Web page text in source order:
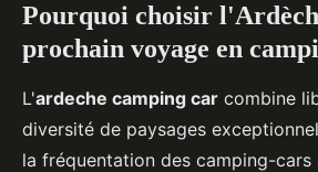
Itinéraire en
ardèche : étapes
idées nature
Marc 2026-04-17 • 22 min min de
Pourquoi choisir
prochain voyage en
L'ardeche camping car combine
diversité de paysages
la fréquentation des camping-cars